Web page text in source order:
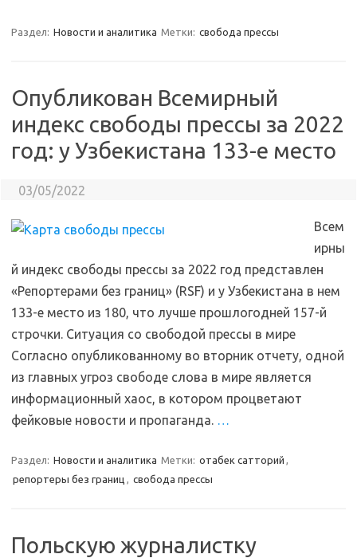
Раздел: Новости и аналитика Метки: свобода прессы
Опубликован Всемирный
индекс свободы прессы за 2022
год: у Узбекистана 133-е место
03/05/2022
Всем
ирны
й индекс свободы прессы за 2022 год представлен
«Репортерами без границ» (RSF) и у Узбекистана в нем
133-е место из 180, что лучше прошлогодней 157-й
строчки. Ситуация со свободой прессы в мире
Согласно опубликованному во вторник отчету, одной
из главных угроз свободе слова в мире является
информационный хаос, в котором процветают
фейковые новости и пропаганда. …
Раздел: Новости и аналитика Метки: отабек сатторий ,
репортеры без границ , свобода прессы
Польскую журналистку